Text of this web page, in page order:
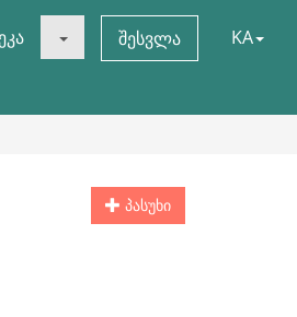
შესვლა KA
პასუხი